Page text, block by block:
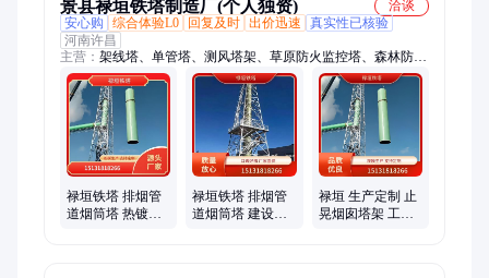
景县禄垣铁塔制造厂(个人独资)
洽谈
安心购
综合体验L0 回复及时 出价迅速
真实性已核验
河南许昌
主营： 架线塔、单管塔、测风塔架、草原防火监控塔、森林防火
瞭望塔、避雷塔架、避雷针塔、单管通信塔、景观避雷塔、气象
监控塔、瞭望景观塔、基站通讯塔、变电站架构塔、景观观光塔
台、圆钢发射微波塔、热镀锌单管铁塔、落地景观仿生塔、气象
雷达导航塔、光伏角钢电力塔
禄垣铁塔 排烟管
道烟筒塔 热镀锌
禄垣铁塔 排烟管
道烟筒塔 建设工
禄垣 生产定制 止
晃烟囱塔架 工程